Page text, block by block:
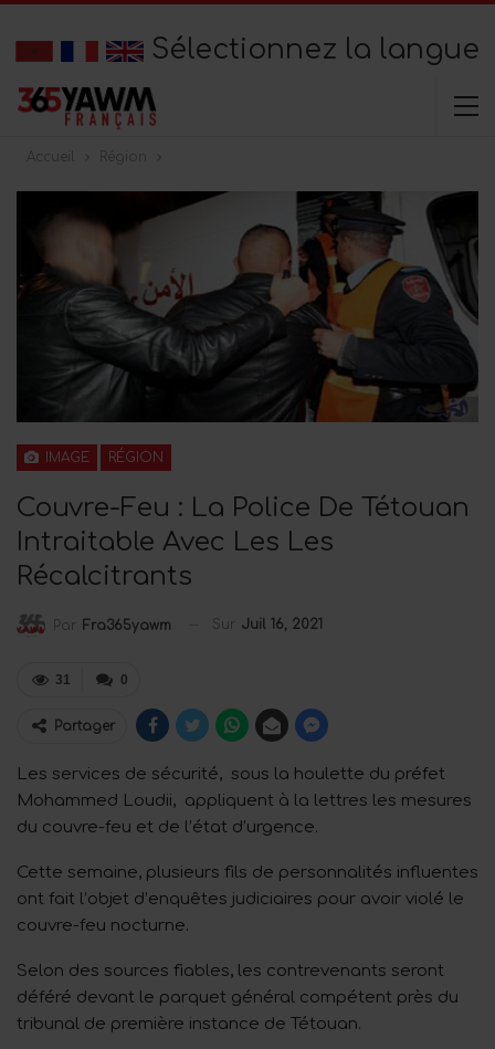
Sélectionnez la langue
Accueil Région
IMAGE RÉGION
Couvre-Feu : La Police De Tétouan
Intraitable Avec Les Les
Récalcitrants
Par Fra365yawm Sur Juil 16, 2021
0
31
Partager
Les services de sécurité, sous la houlette du préfet
Mohammed Loudii, appliquent à la lettres les mesures
du couvre-feu et de l’état d’urgence.
Cette semaine, plusieurs fils de personnalités influentes
ont fait l’objet d’enquêtes judiciaires pour avoir violé le
couvre-feu nocturne.
Selon des sources fiables, les contrevenants seront
déféré devant le parquet général compétent près du
tribunal de première instance de Tétouan.